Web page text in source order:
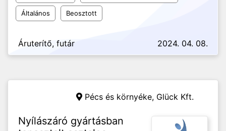
Általános Beosztott
Áruterítő, futár 2024. 04. 08.
Pécs és környéke, Glück Kft.
Nyílászáró gyártásban